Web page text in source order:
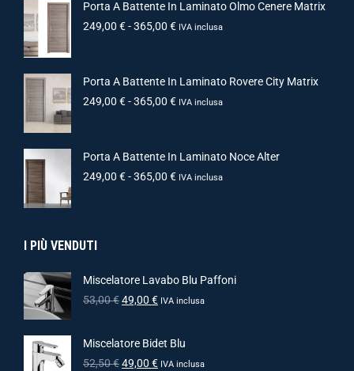
Porta A Battente In Laminato Olmo Cenere Matrix
249,00 €-365,00 € IVA inclusa
Porta A Battente In Laminato Rovere City Matrix
249,00 €-365,00 € IVA inclusa
Porta A Battente In Laminato Noce Alter
249,00 €-365,00 € IVA inclusa
I PIÙ VENDUTI
Miscelatore Lavabo Blu Paffoni
53,00€49,00 € IVA inclusa
Miscelatore Bidet Blu
52,50€49,00 € IVA inclusa